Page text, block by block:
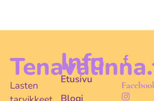
Lasten
Info
Etusivu